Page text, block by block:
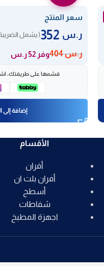
سعر المنتج
ر.س ( يشمل
ر.س404 وفر 52 ر.س
قسّمها على طريقتك،
إضافة إلى
الأقسام
أفران
أفران بلت ان
أسطح
شفاطات
اجهزة المطبخ